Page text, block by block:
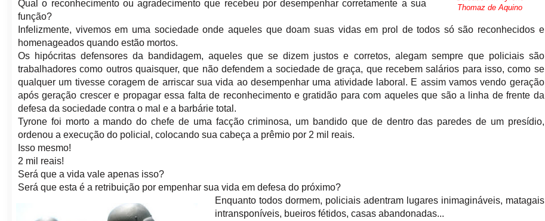
Thomaz de Aquino
Qual o reconhecimento ou agradecimento que recebeu por desempenhar corretamente a sua
função?
Infelizmente, vivemos em uma sociedade onde aqueles que doam suas vidas em prol de todos só são reconhecidos e
homenageados quando estão mortos.
Os hipócritas defensores da bandidagem, aqueles que se dizem justos e corretos, alegam sempre que policiais são
trabalhadores como outros quaisquer, que não defendem a sociedade de graça, que recebem salários para isso, como se
qualquer um tivesse coragem de arriscar sua vida ao desempenhar uma atividade laboral. E assim vamos vendo geração
após geração crescer e propagar essa falta de reconhecimento e gratidão para com aqueles que são a linha de frente da
defesa da sociedade contra o mal e a barbárie total.
Tyrone foi morto a mando do chefe de uma facção criminosa, um bandido que de dentro das paredes de um presídio,
ordenou a execução do policial, colocando sua cabeça a prêmio por 2 mil reais.
Isso mesmo!
2 mil reais!
Será que a vida vale apenas isso?
Será que esta é a retribuição por empenhar sua vida em defesa do próximo?
Enquanto todos dormem, policiais adentram lugares inimagináveis, matagais
intransponíveis, bueiros fétidos, casas abandonadas...